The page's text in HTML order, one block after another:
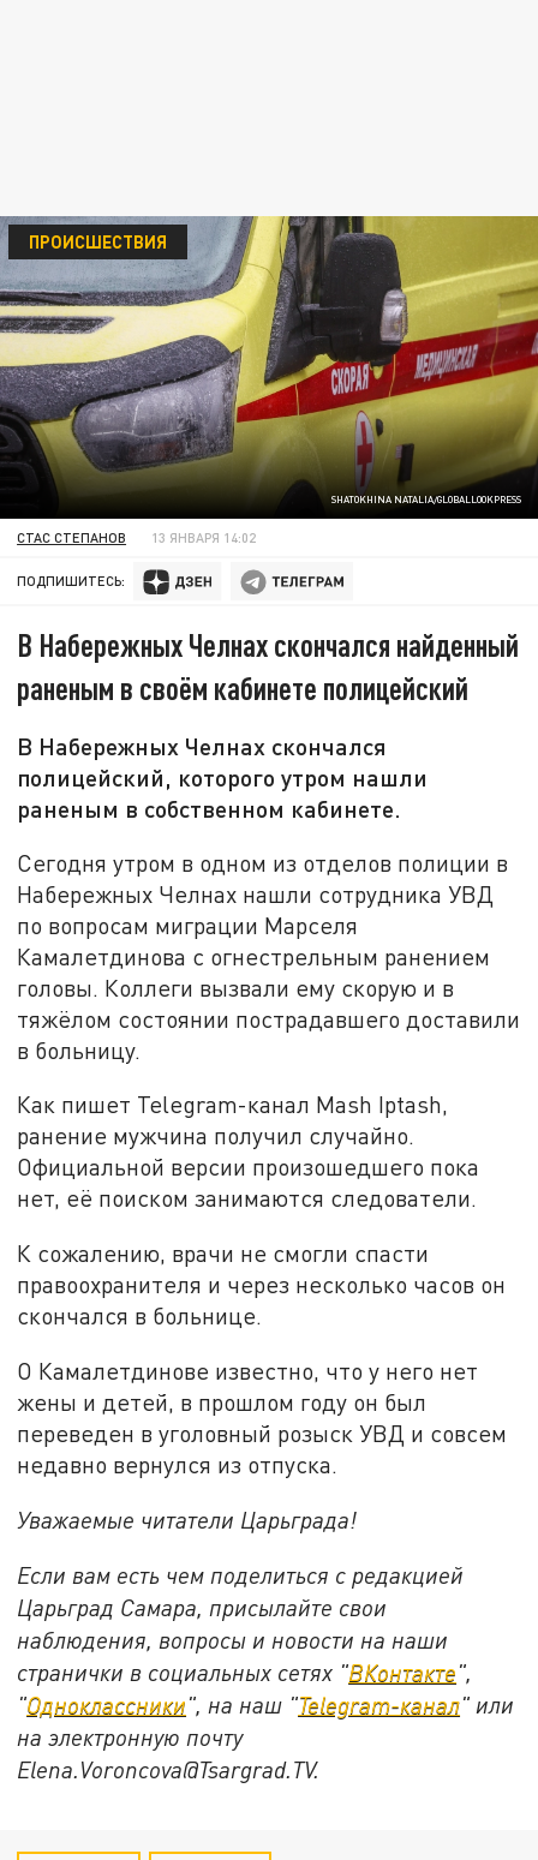
SHATOKHINA NATALIA/GLOBALLOOKPRESS
ПРОИСШЕСТВИЯ
СТАС СТЕПАНОВ 13 ЯНВАРЯ 14:02
ПОДПИШИТЕСЬ:
В Набережных Челнах скончался найденный
раненым в своём кабинете полицейский
В Набережных Челнах скончался
полицейский, которого утром нашли
раненым в собственном кабинете.
Сегодня утром в одном из отделов полиции в
Набережных Челнах нашли сотрудника УВД
по вопросам миграции Марселя
Камалетдинова с огнестрельным ранением
головы. Коллеги вызвали ему скорую и в
тяжёлом состоянии пострадавшего доставили
в больницу.
Как пишет Telegram-канал Mash Iptash,
ранение мужчина получил случайно.
Официальной версии произошедшего пока
нет, её поиском занимаются следователи.
К сожалению, врачи не смогли спасти
правоохранителя и через несколько часов он
скончался в больнице.
О Камалетдинове известно, что у него нет
жены и детей, в прошлом году он был
переведен в уголовный розыск УВД и совсем
недавно вернулся из отпуска.
Уважаемые читатели Царьграда!
Если вам есть чем поделиться с редакцией
Царьград Самара, присылайте свои
наблюдения, вопросы и новости на наши
странички в социальных сетях "ВКонтакте",
"Одноклассники", на наш "Telegram-канал" или
на электронную почту
Elena.Voroncova@Tsargrad.TV.